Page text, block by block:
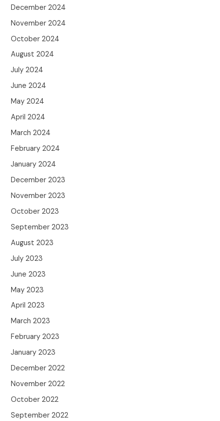
December 2024
November 2024
October 2024
August 2024
July 2024
June 2024
May 2024
April 2024
March 2024
February 2024
January 2024
December 2023
November 2023
October 2023
September 2023
August 2023
July 2023
June 2023
May 2023
April 2023
March 2023
February 2023
January 2023
December 2022
November 2022
October 2022
September 2022